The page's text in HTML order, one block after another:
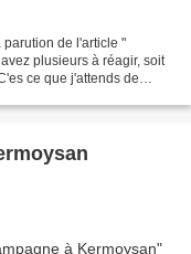
de l'article "
plusieurs à réagir, soit
ce que j'attends de